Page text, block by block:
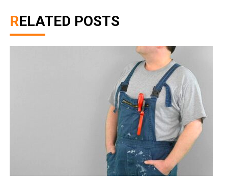
RELATED POSTS